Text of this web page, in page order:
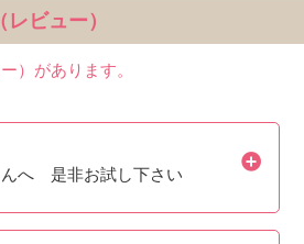
ビュー）
）があります。
んへ 是非お試し下さい